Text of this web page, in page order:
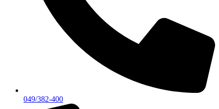
049/382-400